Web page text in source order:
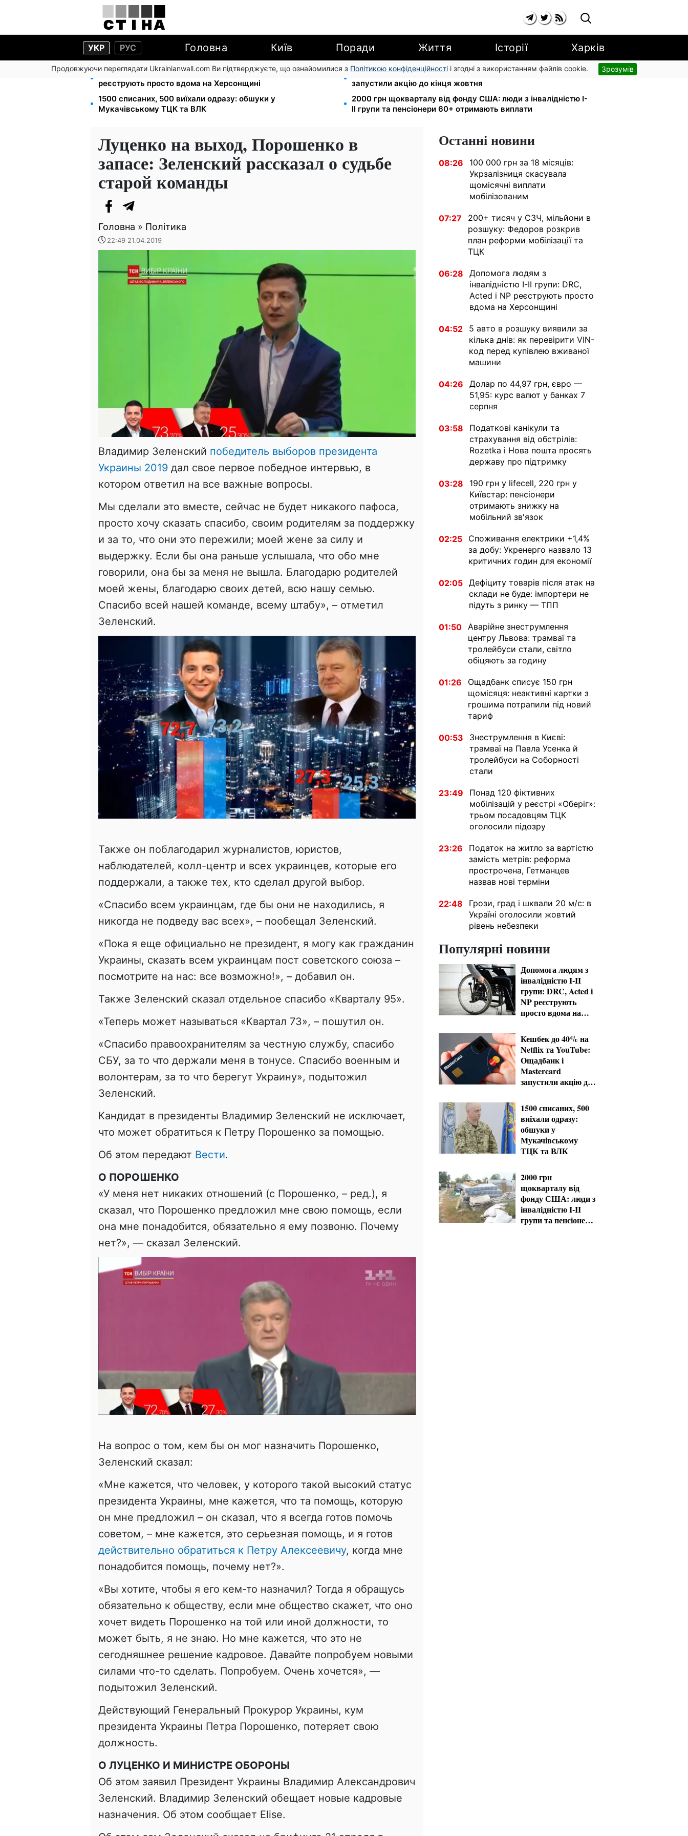
УКР РУС Головна Київ Поради Життя Історії Харків
Продовжуючи переглядати Ukrainianwall.com Ви підтверджуєте, що ознайомилися з Політикою конфіденційності і згодні з використанням файлів cookie. Зрозумів
Допомога людям з інвалідністю I-II групи: DRC, Acted і NP
реєструють просто вдома на Херсонщині
Кешбек до 40% на Netflix та YouTube: Ощадбанк і Mastercard
запустили акцію до кінця жовтня
1500 списаних, 500 виїхали одразу: обшуки у
Мукачівському ТЦК та ВЛК
2000 грн щокварталу від фонду США: люди з інвалідністю I-
II групи та пенсіонери 60+ отримають виплати
Луценко на выход, Порошенко в
запасе: Зеленский рассказал о судьбе
старой команды
Головна » Політика
22:49 21.04.2019
Владимир Зеленский победитель выборов президента
Украины 2019 дал свое первое победное интервью, в
котором ответил на все важные вопросы.
Мы сделали это вместе, сейчас не будет никакого пафоса,
просто хочу сказать спасибо, своим родителям за поддержку
и за то, что они это пережили; моей жене за силу и
выдержку. Если бы она раньше услышала, что обо мне
говорили, она бы за меня не вышла. Благодарю родителей
моей жены, благодарю своих детей, всю нашу семью.
Спасибо всей нашей команде, всему штабу», – отметил
Зеленский.
Также он поблагодарил журналистов, юристов,
наблюдателей, колл-центр и всех украинцев, которые его
поддержали, а также тех, кто сделал другой выбор.
«Спасибо всем украинцам, где бы они не находились, я
никогда не подведу вас всех», – пообещал Зеленский.
«Пока я еще официально не президент, я могу как гражданин
Украины, сказать всем украинцам пост советского союза –
посмотрите на нас: все возможно!», – добавил он.
Также Зеленский сказал отдельное спасибо «Кварталу 95».
«Теперь может называться «Квартал 73», – пошутил он.
«Спасибо правоохранителям за честную службу, спасибо
СБУ, за то что держали меня в тонусе. Спасибо военным и
волонтерам, за то что берегут Украину», подытожил
Зеленский.
Кандидат в президенты Владимир Зеленский не исключает,
что может обратиться к Петру Порошенко за помощью.
Об этом передают Вести.
О ПОРОШЕНКО
«У меня нет никаких отношений (с Порошенко, – ред.), я
сказал, что Порошенко предложил мне свою помощь, если
она мне понадобится, обязательно я ему позвоню. Почему
нет?», — сказал Зеленский.
На вопрос о том, кем бы он мог назначить Порошенко,
Зеленский сказал:
«Мне кажется, что человек, у которого такой высокий статус
президента Украины, мне кажется, что та помощь, которую
он мне предложил – он сказал, что я всегда готов помочь
советом, – мне кажется, это серьезная помощь, и я готов
действительно обратиться к Петру Алексеевичу, когда мне
понадобится помощь, почему нет?».
«Вы хотите, чтобы я его кем-то назначил? Тогда я обращусь
обязательно к обществу, если мне общество скажет, что оно
хочет видеть Порошенко на той или иной должности, то
может быть, я не знаю. Но мне кажется, что это не
сегодняшнее решение кадровое. Давайте попробуем новыми
силами что-то сделать. Попробуем. Очень хочется», —
подытожил Зеленский.
Действующий Генеральный Прокурор Украины, кум
президента Украины Петра Порошенко, потеряет свою
должность.
О ЛУЦЕНКО И МИНИСТРЕ ОБОРОНЫ
Об этом заявил Президент Украины Владимир Александрович
Зеленский. Владимир Зеленский обещает новые кадровые
назначения. Об этом сообщает Еlise.
Останні новини
08:26
100 000 грн за 18 місяців:
Укрзалізниця скасувала
щомісячні виплати
мобілізованим
07:27
200+ тисяч у СЗЧ, мільйони в
розшуку: Федоров розкрив
план реформи мобілізації та
ТЦК
06:28
Допомога людям з
інвалідністю I-II групи: DRC,
Acted і NP реєструють просто
вдома на Херсонщині
04:52
5 авто в розшуку виявили за
кілька днів: як перевірити VIN-
код перед купівлею вживаної
машини
04:26
Долар по 44,97 грн, євро —
51,95: курс валют у банках 7
серпня
03:58
Податкові канікули та
страхування від обстрілів:
Rozetka і Нова пошта просять
державу про підтримку
03:28
190 грн у lifecell, 220 грн у
Київстар: пенсіонери
отримають знижку на
мобільний зв'язок
02:25
Споживання електрики +1,4%
за добу: Укренерго назвало 13
критичних годин для економії
02:05 Дефіциту товарів після атак на
склади не буде: імпортери не
підуть з ринку — ТПП
01:50 Аварійне знеструмлення
центру Львова: трамваї та
тролейбуси стали, світло
обіцяють за годину
01:26
Ощадбанк списує 150 грн
щомісяця: неактивні картки з
грошима потрапили під новий
тариф
00:53
Знеструмлення в Києві:
трамваї на Павла Усенка й
тролейбуси на Соборності
стали
23:49
Понад 120 фіктивних
мобілізацій у реєстрі «Оберіг»:
трьом посадовцям ТЦК
оголосили підозру
23:26
Податок на житло за вартістю
замість метрів: реформа
прострочена, Гетманцев
назвав нові терміни
22:48
Грози, град і шквали 20 м/с: в
Україні оголосили жовтий
рівень небезпеки
Популярні новини
Допомога людям з
інвалідністю I-II
групи: DRC, Acted і
NP реєструють
просто вдома на
Кешбек до 40% на
Netflix та YouTube:
Ощадбанк і
Mastercard
запустили акцію до
1500 списаних, 500
виїхали одразу:
обшуки у
Мукачівському
ТЦК та ВЛК
2000 грн
щокварталу від
фонду США: люди з
інвалідністю I-II
групи та пенсіонери